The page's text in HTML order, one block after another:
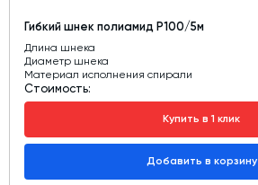
Гибкий шнек полиамид Р100/5м
Длина шнека
Диаметр шнека
Материал исполнения спирали
Стоимость:
Купить в 1 клик
Добавить в корзину